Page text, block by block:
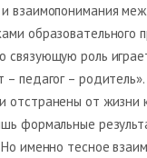
взаимопонимания
образовательного
связующую роль
– педагог –
отстранены от жизни
формальные
Но именно тесное